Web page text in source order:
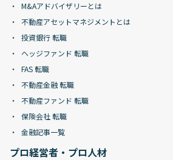
M&Aアドバイザリーとは
不動産アセットマネジメントとは
投資銀行 転職
ヘッジファンド 転職
FAS 転職
不動産金融 転職
不動産ファンド 転職
保険会社 転職
金融記事一覧
プロ経営者・プロ人材